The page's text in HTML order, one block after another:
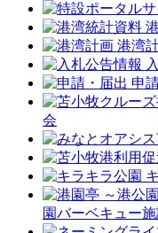
港湾
申
会
園バーベキュー施